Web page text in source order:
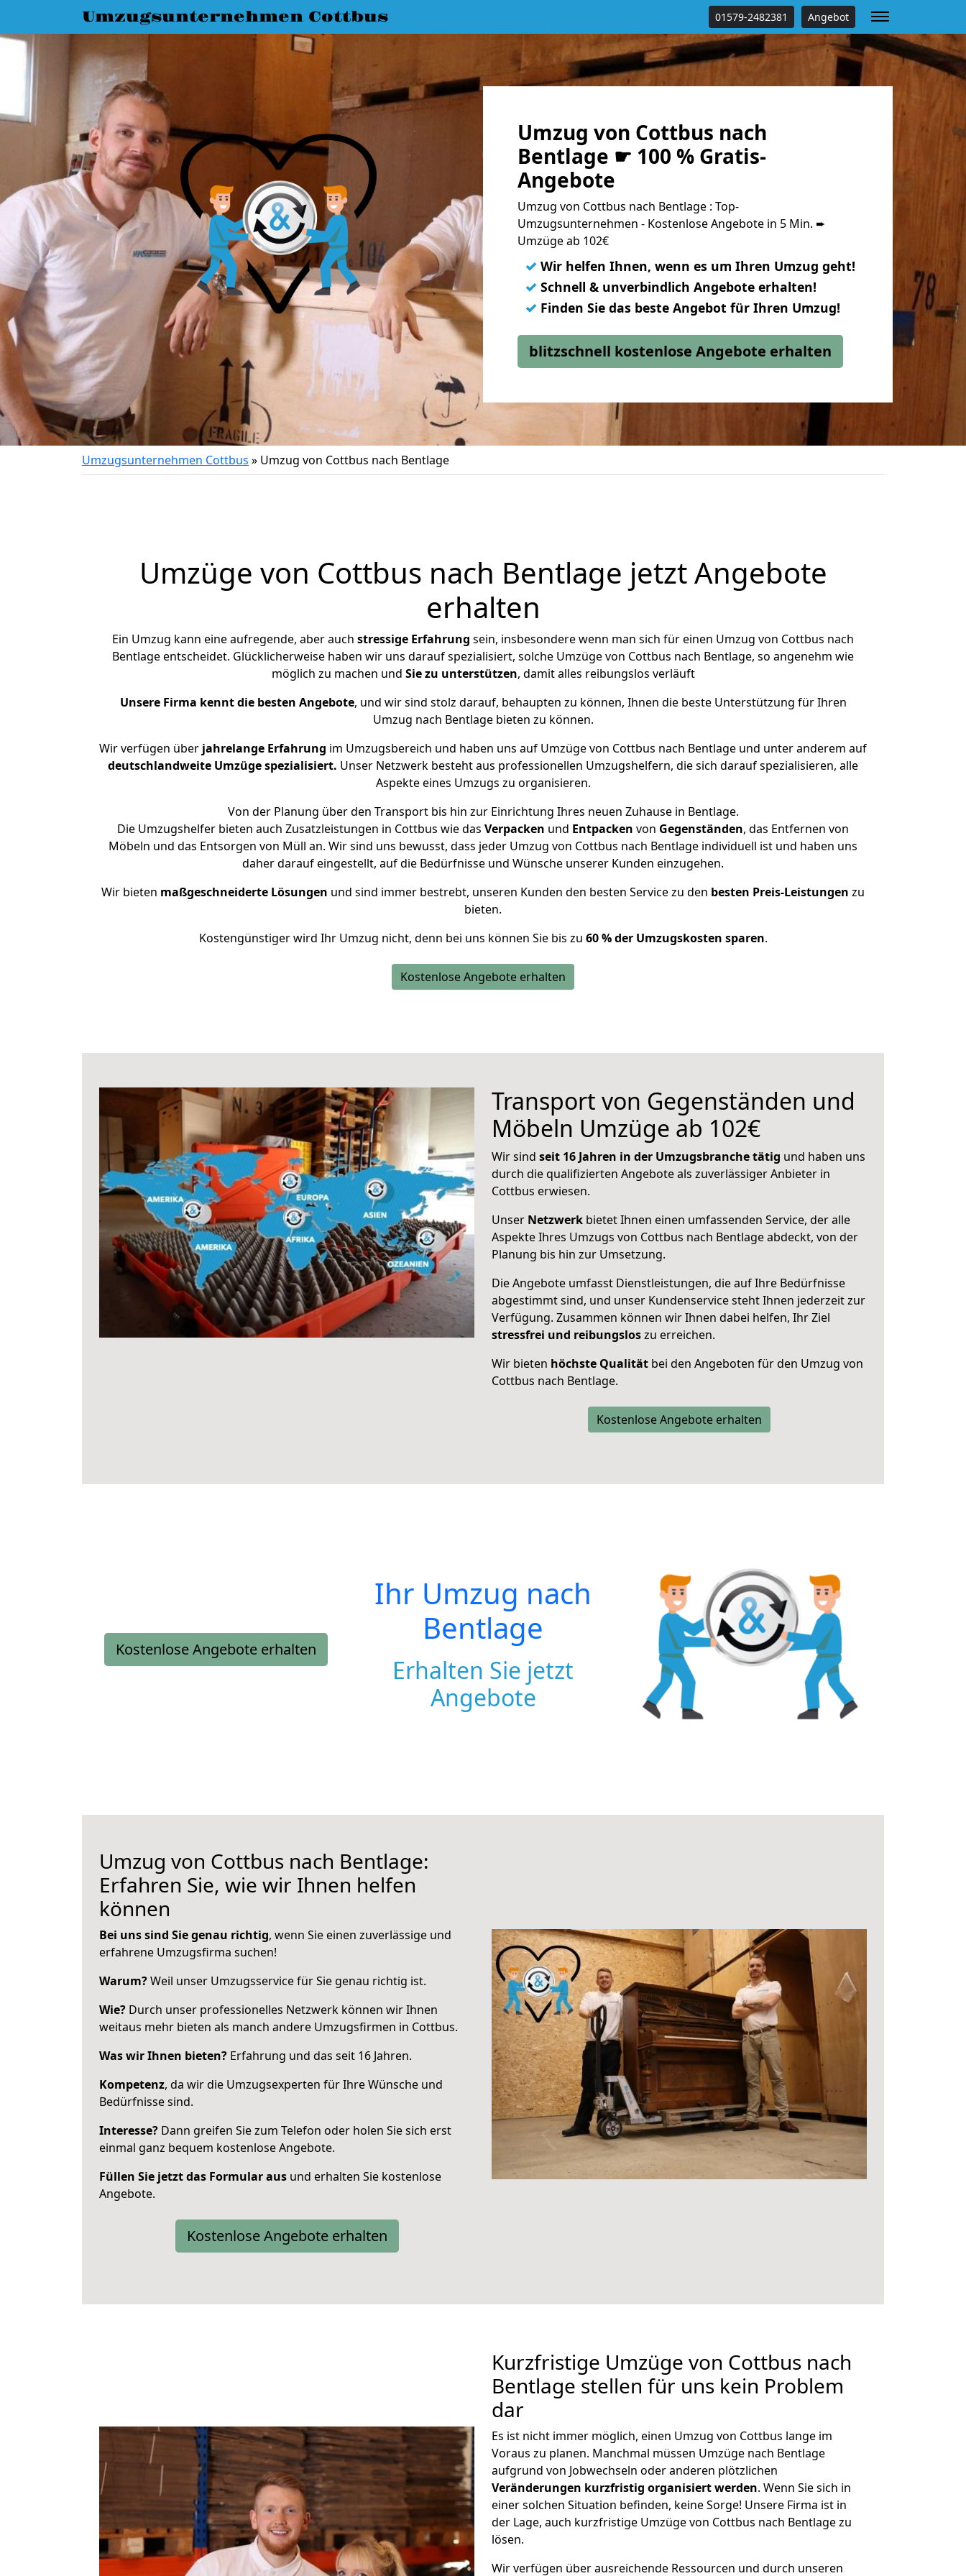
Umzugsunternehmen Cottbus 01579-2482381 Angebot
Umzug von Cottbus nach
Bentlage ☛ 100 % Gratis-
Angebote
Umzug von Cottbus nach Bentlage : Top-
Umzugsunternehmen - Kostenlose Angebote in 5 Min. ➨
Umzüge ab 102€
✓ Wir helfen Ihnen, wenn es um Ihren Umzug geht!
✓ Schnell & unverbindlich Angebote erhalten!
✓ Finden Sie das beste Angebot für Ihren Umzug!
blitzschnell kostenlose Angebote erhalten
Umzugsunternehmen Cottbus » Umzug von Cottbus nach Bentlage
Umzüge von Cottbus nach Bentlage jetzt Angebote
erhalten
Ein Umzug kann eine aufregende, aber auch stressige Erfahrung sein, insbesondere wenn man sich für einen Umzug von Cottbus nach
Bentlage entscheidet. Glücklicherweise haben wir uns darauf spezialisiert, solche Umzüge von Cottbus nach Bentlage, so angenehm wie
möglich zu machen und Sie zu unterstützen, damit alles reibungslos verläuft
Unsere Firma kennt die besten Angebote, und wir sind stolz darauf, behaupten zu können, Ihnen die beste Unterstützung für Ihren
Umzug nach Bentlage bieten zu können.
Wir verfügen über jahrelange Erfahrung im Umzugsbereich und haben uns auf Umzüge von Cottbus nach Bentlage und unter anderem auf
deutschlandweite Umzüge spezialisiert. Unser Netzwerk besteht aus professionellen Umzugshelfern, die sich darauf spezialisieren, alle
Aspekte eines Umzugs zu organisieren.
Von der Planung über den Transport bis hin zur Einrichtung Ihres neuen Zuhause in Bentlage.
Die Umzugshelfer bieten auch Zusatzleistungen in Cottbus wie das Verpacken und Entpacken von Gegenständen, das Entfernen von
Möbeln und das Entsorgen von Müll an. Wir sind uns bewusst, dass jeder Umzug von Cottbus nach Bentlage individuell ist und haben uns
daher darauf eingestellt, auf die Bedürfnisse und Wünsche unserer Kunden einzugehen.
Wir bieten maßgeschneiderte Lösungen und sind immer bestrebt, unseren Kunden den besten Service zu den besten Preis-Leistungen zu
bieten.
Kostengünstiger wird Ihr Umzug nicht, denn bei uns können Sie bis zu 60 % der Umzugskosten sparen.
Kostenlose Angebote erhalten
Transport von Gegenständen und
Möbeln Umzüge ab 102€
Wir sind seit 16 Jahren in der Umzugsbranche tätig und haben uns
durch die qualifizierten Angebote als zuverlässiger Anbieter in
Cottbus erwiesen.
Unser Netzwerk bietet Ihnen einen umfassenden Service, der alle
Aspekte Ihres Umzugs von Cottbus nach Bentlage abdeckt, von der
Planung bis hin zur Umsetzung.
Die Angebote umfasst Dienstleistungen, die auf Ihre Bedürfnisse
abgestimmt sind, und unser Kundenservice steht Ihnen jederzeit zur
Verfügung. Zusammen können wir Ihnen dabei helfen, Ihr Ziel
stressfrei und reibungsloszu erreichen.
Wir bieten höchste Qualität bei den Angeboten für den Umzug von
Cottbus nach Bentlage.
Kostenlose Angebote erhalten
Kostenlose Angebote erhalten
Ihr Umzug nach
Bentlage
Erhalten Sie jetzt
Angebote
Umzug von Cottbus nach Bentlage:
Erfahren Sie, wie wir Ihnen helfen
können
Bei uns sind Sie genau richtig, wenn Sie einen zuverlässige und
erfahrene Umzugsfirma suchen!
Warum?Weil unser Umzugsservice für Sie genau richtig ist.
Wie? Durch unser professionelles Netzwerk können wir Ihnen
weitaus mehr bieten als manch andere Umzugsfirmen in Cottbus.
Was wir Ihnen bieten? Erfahrung und das seit 16 Jahren.
Kompetenz, da wir die Umzugsexperten für Ihre Wünsche und
Bedürfnisse sind.
Interesse? Dann greifen Sie zum Telefon oder holen Sie sich erst
einmal ganz bequem kostenlose Angebote.
Füllen Sie jetzt das Formular aus und erhalten Sie kostenlose
Angebote.
Kostenlose Angebote erhalten
Kurzfristige Umzüge von Cottbus nach
Bentlage stellen für uns kein Problem
dar
Es ist nicht immer möglich, einen Umzug von Cottbus lange im
Voraus zu planen. Manchmal müssen Umzüge nach Bentlage
aufgrund von Jobwechseln oder anderen plötzlichen
Veränderungen kurzfristig organisiert werden. Wenn Sie sich in
einer solchen Situation befinden, keine Sorge! Unsere Firma ist in
der Lage, auch kurzfristige Umzüge von Cottbus nach Bentlage zu
lösen.
Wir verfügen über ausreichende Ressourcen und durch unseren